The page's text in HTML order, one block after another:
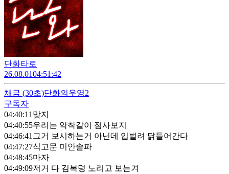
단화타로
26.08.0104:51:42
채금 (30초)단화의우영2
구독자
04:40:11 맞지
04:40:55우리는 악착같이 점사보지
04:46:41 그거 보시하는거 아닌데 입벌려 닭들어간다
04:47:27식고문 미안솔파
04:48:45마자
04:49:09저거 다 김복덩 노리고 보는겨